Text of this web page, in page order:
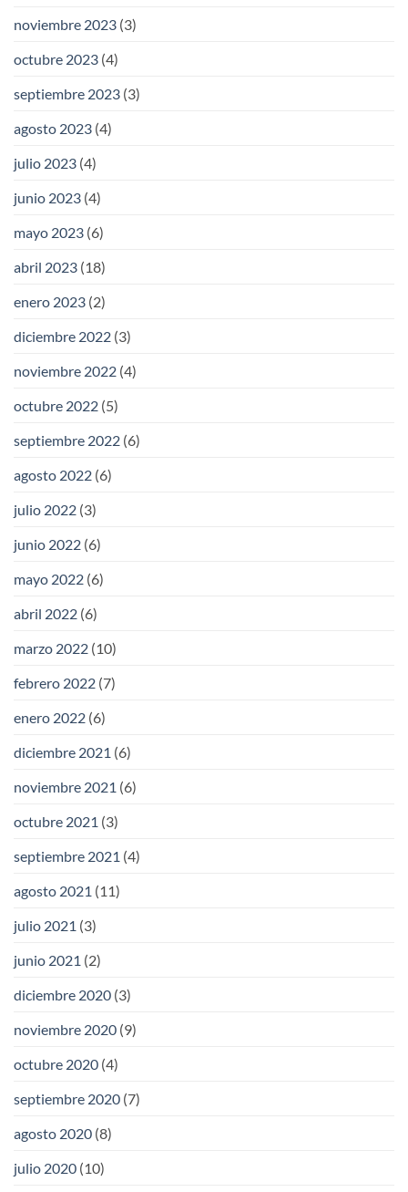
noviembre 2023 (3)
octubre 2023 (4)
septiembre 2023 (3)
agosto 2023 (4)
julio 2023 (4)
junio 2023 (4)
mayo 2023 (6)
abril 2023 (18)
enero 2023 (2)
diciembre 2022 (3)
noviembre 2022 (4)
octubre 2022 (5)
septiembre 2022 (6)
agosto 2022 (6)
julio 2022 (3)
junio 2022 (6)
mayo 2022 (6)
abril 2022 (6)
marzo 2022 (10)
febrero 2022 (7)
enero 2022 (6)
diciembre 2021 (6)
noviembre 2021 (6)
octubre 2021 (3)
septiembre 2021 (4)
agosto 2021 (11)
julio 2021 (3)
junio 2021 (2)
diciembre 2020 (3)
noviembre 2020 (9)
octubre 2020 (4)
septiembre 2020 (7)
agosto 2020 (8)
julio 2020 (10)